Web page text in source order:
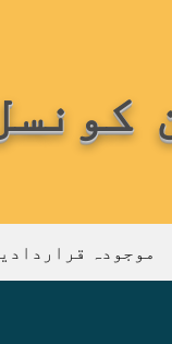
موجودہ